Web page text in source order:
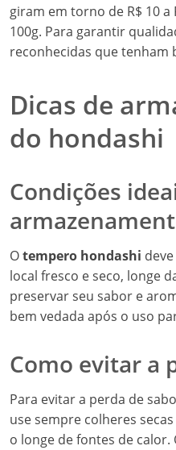
giram em torno de R$ 10
100g. Para garantir
reconhecidas que tenham
Dicas de
do hondashi
Condições
Otempero hondashi
local fresco e seco, longe
preservar seu sabor e
bem vedada após o uso
Como evitar a
Para evitar a perda de
use sempre colheres
o longe de fontes de